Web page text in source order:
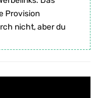
Provision
nicht, aber du